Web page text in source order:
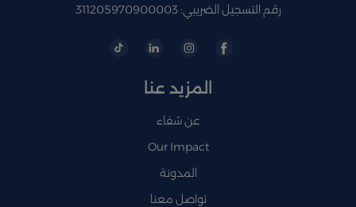
رقم التسجيل الضريبي: 311205970900003
المزيد عنا
عن شفاء
Our Impact
المدونة
تواصل معنا